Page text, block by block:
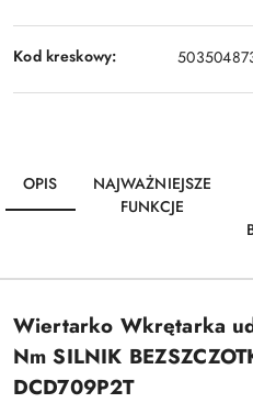
Kod kreskowy:
OPIS
NAJWAŻNIEJSZE
FUNKCJE
Wiertarko Wkrętarka
Nm SILNIK
DCD709P2T